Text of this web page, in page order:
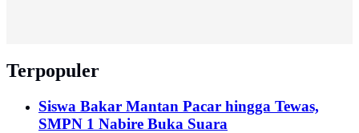
Terpopuler
Siswa Bakar Mantan Pacar hingga Tewas,
SMPN 1 Nabire Buka Suara